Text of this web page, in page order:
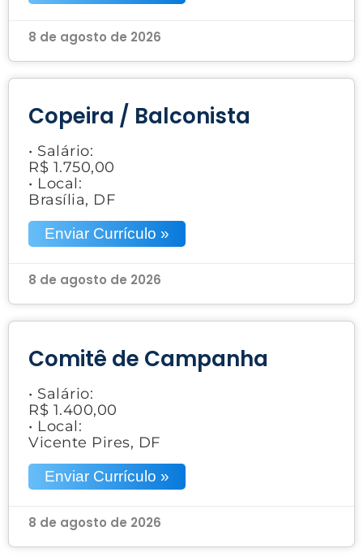
8 de agosto de 2026
Copeira / Balconista
• Salário:
R$ 1.750,00
• Local:
Brasília, DF
Enviar Currículo »
8 de agosto de 2026
Comitê de Campanha
• Salário:
R$ 1.400,00
• Local:
Vicente Pires, DF
Enviar Currículo »
8 de agosto de 2026